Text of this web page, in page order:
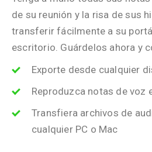
de su reunión y la risa de sus
transferir fácilmente a su
escritorio. Guárdelos ahora y
Exporte desde cualquier
Reproduzca notas de voz
Transfiera archivos de
cualquier PC o Mac